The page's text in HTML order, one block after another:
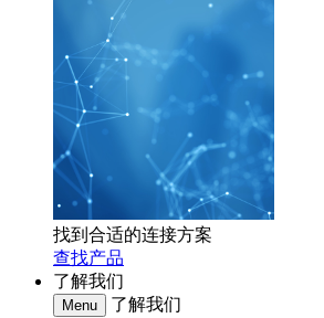
找到合适的连接方案
查找产品
了解我们
Menu
了解我们